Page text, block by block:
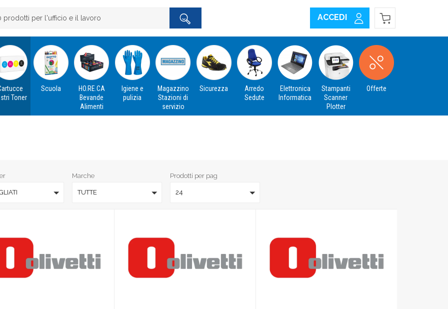
ACCEDI
Toner
Scuola
HO.RE.CA
Bevande
Alimenti
Igiene e
pulizia
Magazzino
Stazioni di
servizio
Sicurezza
Arredo
Sedute
Elettronica
Informatica
Stampanti
Scanner
Plotter
Offerte
Marche
TUTTE
Prodotti per pag
24